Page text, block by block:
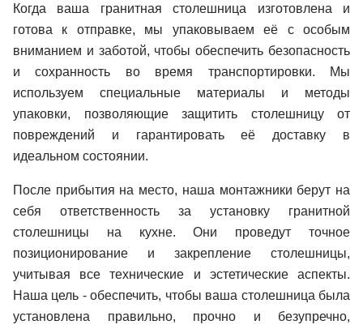
Когда ваша гранитная столешница изготовлена и
готова к отправке, мы упаковываем её с особым
вниманием и заботой, чтобы обеспечить безопасность
и сохранность во время транспортировки. Мы
используем специальные материалы и методы
упаковки, позволяющие защитить столешницу от
повреждений и гарантировать её доставку в
идеальном состоянии.
После прибытия на место, наша монтажники берут на
себя ответственность за установку гранитной
столешницы на кухне. Они проведут точное
позиционирование и закрепление столешницы,
учитывая все технические и эстетические аспекты.
Наша цель - обеспечить, чтобы ваша столешница была
установлена правильно, прочно и безупречно,